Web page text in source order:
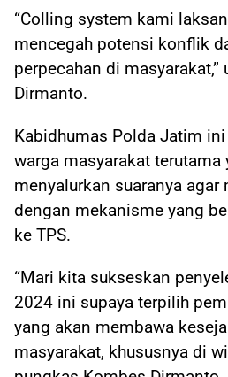
“Colling system kami
mencegah potensi konflik
perpecahan di masyarakat,”
Dirmanto.
Kabidhumas Polda Jatim
warga masyarakat terutama
menyalurkan suaranya agar
dengan mekanisme yang
ke TPS.
“Mari kita sukseskan
2024 ini supaya terpilih
yang akan membawa
masyarakat, khususnya di